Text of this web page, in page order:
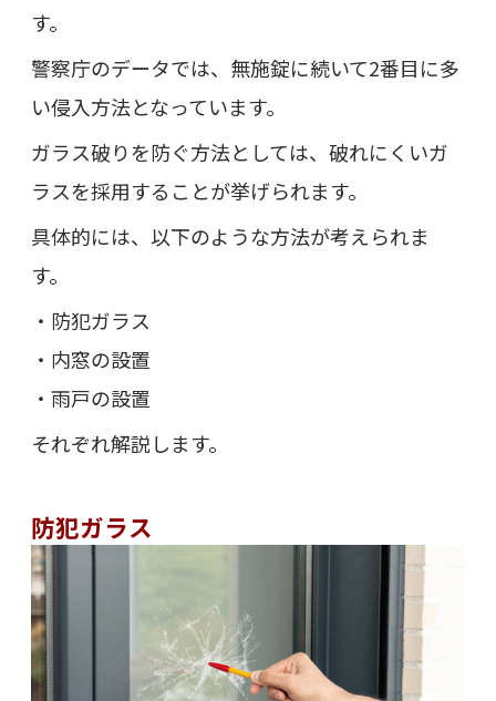
す。
警察庁のデータでは、無施錠に続いて2番目に多
い侵入方法となっています。
ガラス破りを防ぐ方法としては、破れにくいガ
ラスを採用することが挙げられます。
具体的には、以下のような方法が考えられま
す。
・防犯ガラス
・内窓の設置
・雨戸の設置
それぞれ解説します。
防犯ガラス